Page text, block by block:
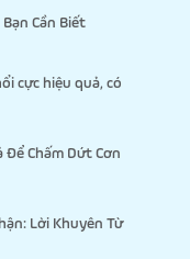
Cần Biết
cực hiệu quả, có
Để Chấm Dứt Cơn
Lời Khuyên Từ